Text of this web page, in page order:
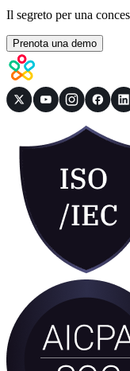
Il segreto per una
Prenota una demo